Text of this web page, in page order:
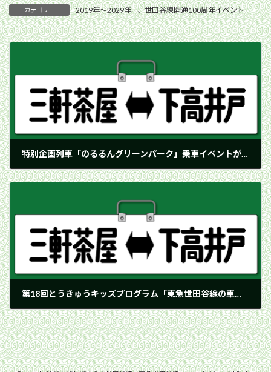
カテゴリー 2019年〜2029年 、世田谷線開通100周年イベント
特別企画列車「のるるんグリーンパーク」乗車イベントが開催
2025年11月9日
第18回とうきゅうキッズプログラム「東急世田谷線の車庫を見学しよう！」が開催
2025年11月16日